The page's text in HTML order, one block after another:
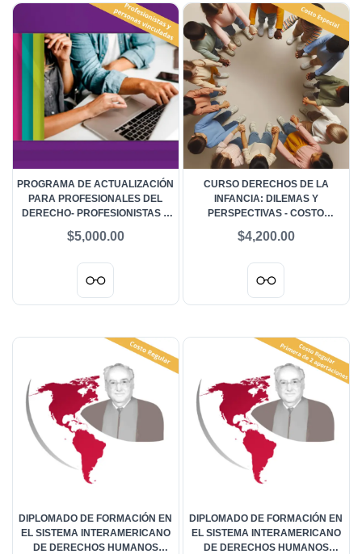
PROGRAMA DE ACTUALIZACIÓN
PARA PROFESIONALES DEL
DERECHO- PROFESIONISTAS Y
$5,000.00
CURSO DERECHOS DE LA
INFANCIA: DILEMAS Y
PERSPECTIVAS - COSTO
$4,200.00
DIPLOMADO DE FORMACIÓN EN
EL SISTEMA INTERAMERICANO
DE DERECHOS HUMANOS
DIPLOMADO DE FORMACIÓN EN
EL SISTEMA INTERAMERICANO
DE DERECHOS HUMANOS